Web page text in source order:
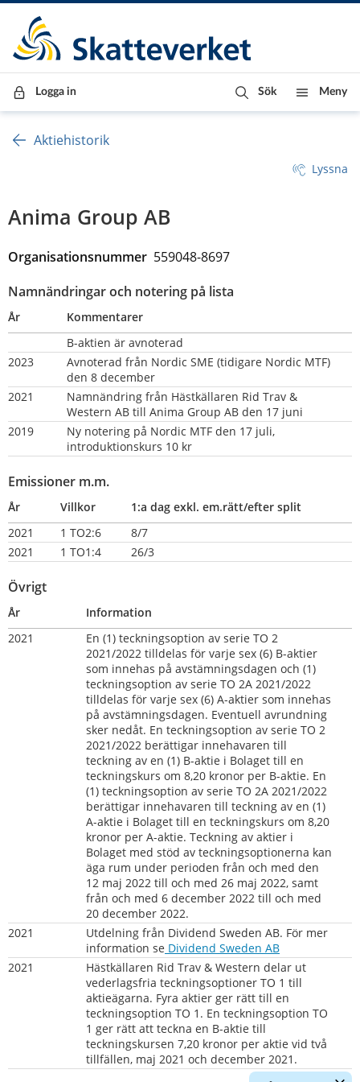
Till innehåll
Till navigationen
Till chattrobot
Logga in Sök Meny
Aktiehistorik
Lyssna
Anima Group AB
Organisationsnummer 559048-8697
Namnändringar och notering på lista
År
Kommentarer
B-aktien är avnoterad
2023
Avnoterad från Nordic SME (tidigare Nordic MTF)
den 8 december
2021
Namnändring från Hästkällaren Rid Trav &
Western AB till Anima Group AB den 17 juni
2019
Ny notering på Nordic MTF den 17 juli,
introduktionskurs 10 kr
Emissioner m.m.
År Villkor
1:a dag exkl. em.rätt/efter split
2021
1 TO2:6
8/7
2021
1 TO1:4 26/3
Övrigt
År
Information
2021
En (1) teckningsoption av serie TO 2
2021/2022 tilldelas för varje sex (6) B-aktier
som innehas på avstämningsdagen och (1)
teckningsoption av serie TO 2A 2021/2022
tilldelas för varje sex (6) A-aktier som innehas
på avstämningsdagen. Eventuell avrundning
sker nedåt. En teckningsoption av serie TO 2
2021/2022 berättigar innehavaren till
teckning av en (1) B-aktie i Bolaget till en
teckningskurs om 8,20 kronor per B-aktie. En
(1) teckningsoption av serie TO 2A 2021/2022
berättigar innehavaren till teckning av en (1)
A-aktie i Bolaget till en teckningskurs om 8,20
kronor per A-aktie. Teckning av aktier i
Bolaget med stöd av teckningsoptionerna kan
äga rum under perioden från och med den
12 maj 2022 till och med 26 maj 2022, samt
från och med 6 december 2022 till och med
20 december 2022.
2021
Utdelning från Dividend Sweden AB. För mer
information se Dividend Sweden AB
2021
Hästkällaren Rid Trav & Western delar ut
vederlagsfria teckningsoptioner TO 1 till
aktieägarna. Fyra aktier ger rätt till en
teckningsoption TO 1. En teckningsoption TO
1 ger rätt att teckna en B-aktie till
teckningskursen 7,20 kronor per aktie vid två
tillfällen, maj 2021 och december 2021.